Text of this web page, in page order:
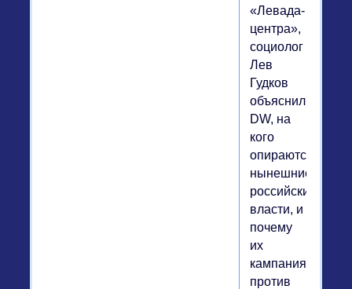
«Левада-
центра»,
социолог
Лев
Гудков
объяснил
DW, на
кого
опираются
нынешние
российские
власти, и
почему
их
кампания
против